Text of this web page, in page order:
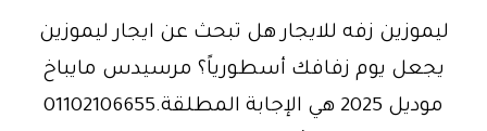
ليموزين زفه للايجار هل تبحث عن ايجار ليموزين
يجعل يوم زفافك أسطورياً؟ مرسيدس مايباخ
موديل 2025 هي الإجابة المطلقة.01102106655